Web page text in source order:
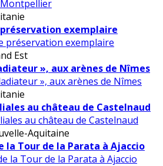
exemplaire
Est
», aux arènes de Nîmes
au château de Castelnaud
Aquitaine
la Tour de la Parata à Ajaccio